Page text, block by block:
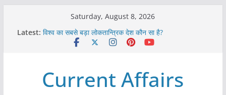
Saturday, August 8, 2026
Latest: विश्व का सबसे बड़ा लोकतान्त्रिक देश कौन सा है?
Refeeding Syndrome and its Management
विश्व में कितने प्रकार के शासन होते है?
Current Affairs